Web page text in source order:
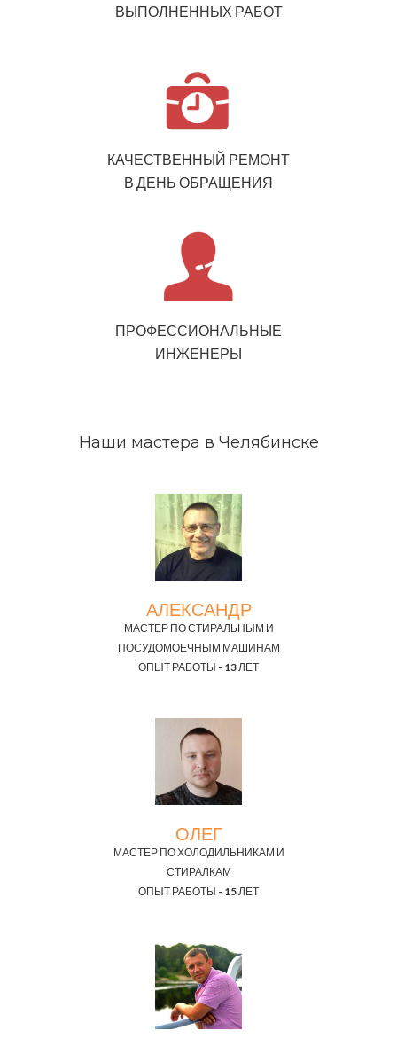
ВЫПОЛНЕННЫХ РАБОТ
КАЧЕСТВЕННЫЙ РЕМОНТ
В ДЕНЬ ОБРАЩЕНИЯ
ПРОФЕССИОНАЛЬНЫЕ
ИНЖЕНЕРЫ
Наши мастера в Челябинске
АЛЕКСАНДР
МАСТЕР ПО СТИРАЛЬНЫМ И
ПОСУДОМОЕЧНЫМ МАШИНАМ
ОПЫТ РАБОТЫ - 13 ЛЕТ
ОЛЕГ
МАСТЕР ПО ХОЛОДИЛЬНИКАМ И
СТИРАЛКАМ
ОПЫТ РАБОТЫ - 15 ЛЕТ